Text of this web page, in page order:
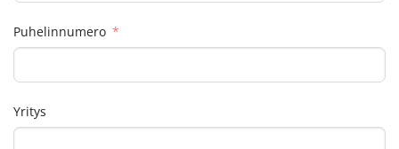
Puhelinnumero
Yritys